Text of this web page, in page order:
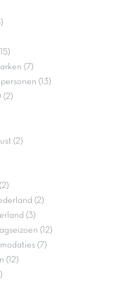
(7)
(13)
(2)
(2)
(2)
(3)
(12)
(7)
(12)